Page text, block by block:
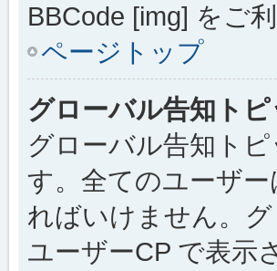
BBCode [img] をご
ページトップ
グローバル告知トピ
グローバル告知ト
す。全てのユーザ
ればいけません。
ユーザーCP で表示